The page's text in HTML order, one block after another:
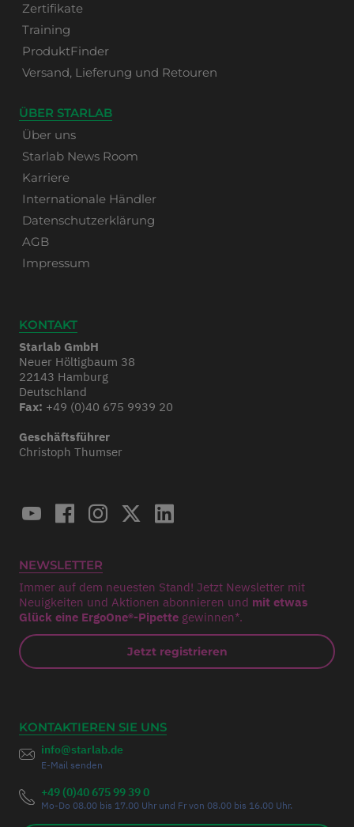
Zertifikate
Training
ProduktFinder
Versand, Lieferung und Retouren
ÜBER STARLAB
Über uns
Starlab News Room
Karriere
Internationale Händler
Datenschutzerklärung
AGB
Impressum
KONTAKT
Starlab GmbH
Neuer Höltigbaum 38
22143 Hamburg
Deutschland
Fax: +49 (0)40 675 9939 20
Geschäftsführer
Christoph Thumser
NEWSLETTER
Immer auf dem neuesten Stand! Jetzt Newsletter mit
Neuigkeiten und Aktionen abonnieren und mit etwas
Glück eine ErgoOne®-Pipette gewinnen*.
Jetzt registrieren
KONTAKTIEREN SIE UNS
info@starlab.de
E-Mail senden
+49 (0)40 675 99 39 0
Mo-Do 08.00 bis 17.00 Uhr und Fr von 08.00 bis 16.00 Uhr.